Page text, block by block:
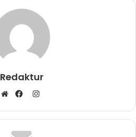
Redaktur
e
b
a
c
I
s